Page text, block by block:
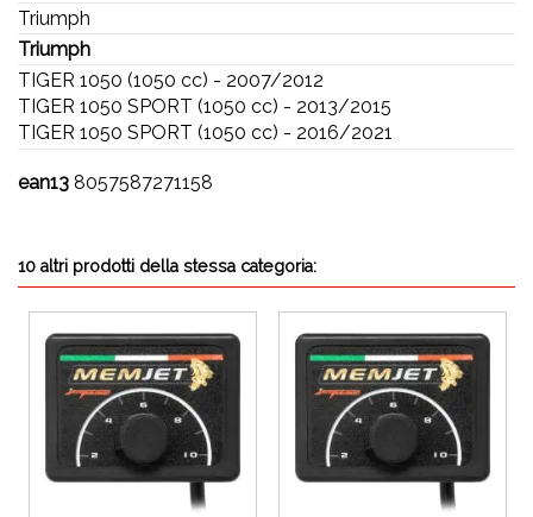
Triumph
Triumph
TIGER 1050 (1050 cc) - 2007/2012
TIGER 1050 SPORT (1050 cc) - 2013/2015
TIGER 1050 SPORT (1050 cc) - 2016/2021
ean13 8057587271158
10 altri prodotti della stessa categoria: